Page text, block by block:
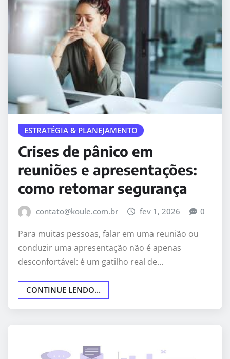
ESTRATÉGIA & PLANEJAMENTO
Crises de pânico em
reuniões e apresentações:
como retomar segurança
contato@koule.com.br fev 1, 2026 0
Para muitas pessoas, falar em uma reunião ou
conduzir uma apresentação não é apenas
desconfortável: é um gatilho real de…
CONTINUE LENDO...